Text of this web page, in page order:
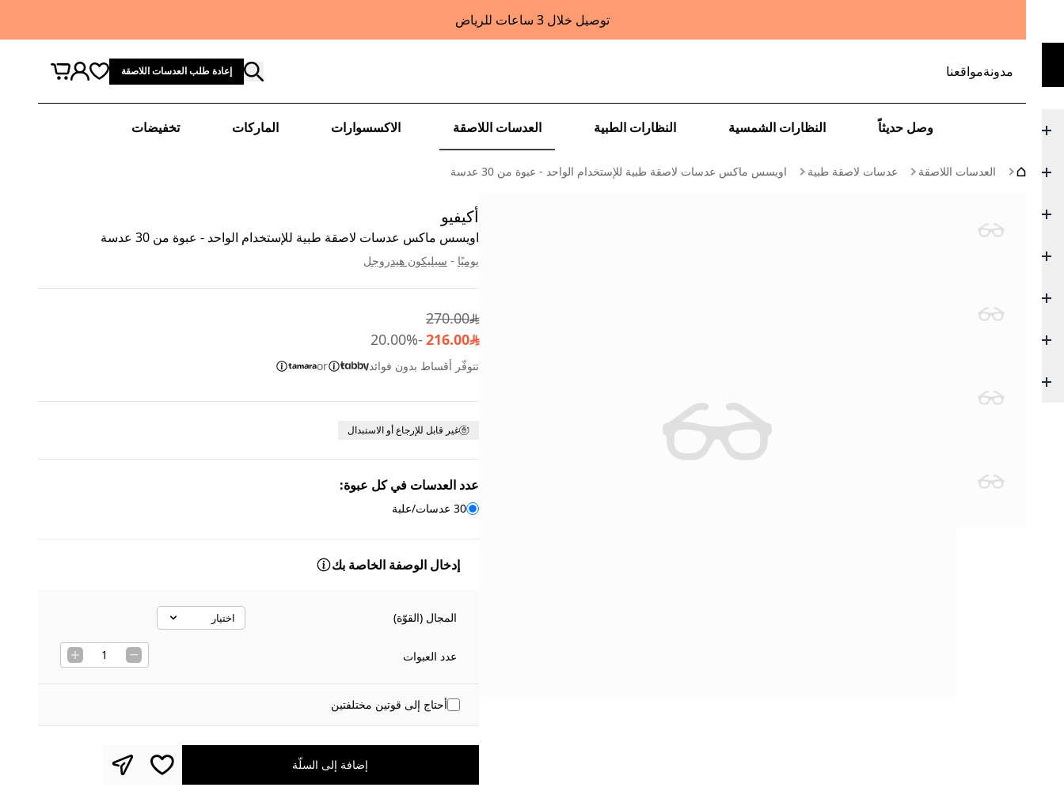
توصيل خلال 3 ساعات للرياض
مدونةمواقعنا إعادة طلب العدسات اللاصقة
وصل حديثاً النظارات الشمسية النظارات الطبية العدسات اللاصقة الاكسسوارات الماركات تخفيضات
العدسات اللاصقة عدسات لاصقة طبية اويسس ماكس عدسات لاصقة طبية للإستخدام الواحد - عبوة من 30 عدسة
أكيفيو
اويسس ماكس عدسات لاصقة طبية للإستخدام الواحد - عبوة من 30 عدسة
يوميًا - سيليكون هيدروجل

270.00

216.00
-
20.00%
تتوفّر أقساط بدون فوائد or
غير قابل للإرجاع أو الاستبدال
عدد العدسات في كل عبوة:
30 عدسات/علبة
إدخال الوصفة الخاصة بك
المجال (القوّة) Select option
اختيار
عدد العبوات 1
أحتاج إلى قوتين مختلفتين
إضافة إلى السلّة